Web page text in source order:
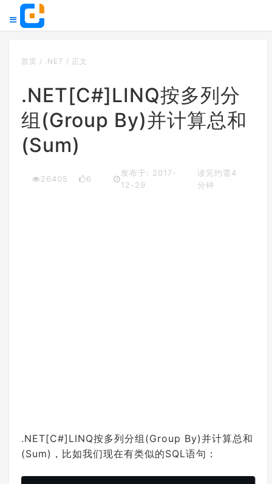
首页 / .NET / 正文
.NET[C#]LINQ按多列分
组(Group By)并计算总和
(Sum)
26405 6
发布于: 2017-
12-29
读完约需4
分钟
.NET[C#]LINQ按多列分组(Group By)并计算总和
(Sum)，比如我们现在有类似的SQL语句：